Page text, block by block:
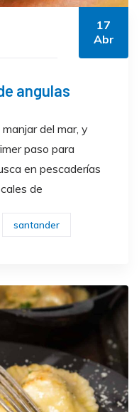
17
Abr
angulas
del mar, y
paso para
en pescaderías
de
santander